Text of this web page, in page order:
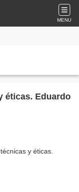
MENU
éticas. Eduardo